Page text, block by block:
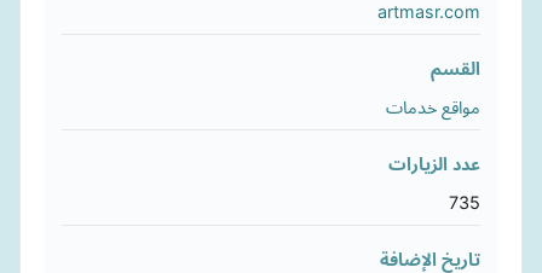
artmasr.com
القسم
مواقع خدمات
عدد الزيارات
735
تاريخ الإضافة